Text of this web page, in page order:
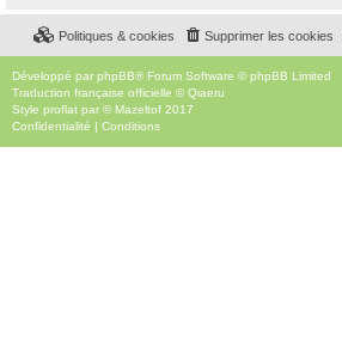
Supprimer les cookies
Politiques & cookies
Développé par phpBB® Forum Software © phpBB Limited
Traduction française officielle ©Qiaeru
Style proflat par © Mazeltof 2017
Confidentialité | Conditions